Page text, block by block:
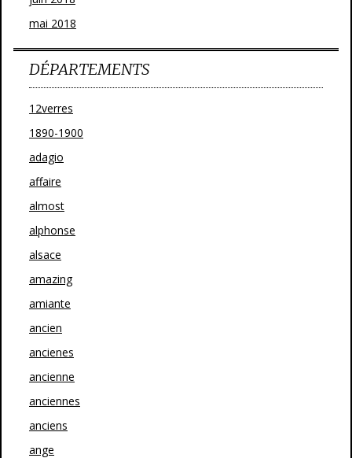
mai 2018
DÉPARTEMENTS
12verres
1890-1900
adagio
affaire
almost
alphonse
alsace
amazing
amiante
ancien
ancienes
ancienne
anciennes
anciens
ange